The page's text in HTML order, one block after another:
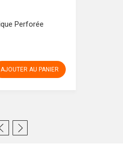
Perforée
AJOUTER AU PANIER